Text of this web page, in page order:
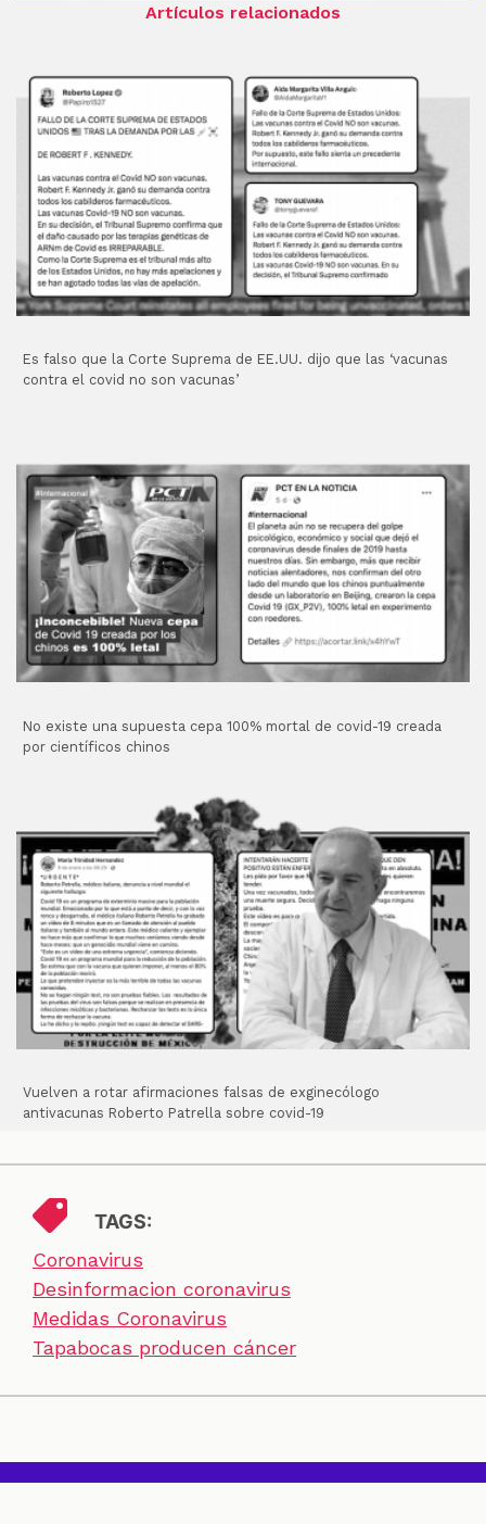
Artículos relacionados
Es falso que la Corte Suprema de EE.UU. dijo que las ‘vacunas
contra el covid no son vacunas’
No existe una supuesta cepa 100% mortal de covid-19 creada
por científicos chinos
Vuelven a rotar afirmaciones falsas de exginecólogo
antivacunas Roberto Patrella sobre covid-19
TAGS:
Coronavirus
Desinformacion coronavirus
Medidas Coronavirus
Tapabocas producen cáncer